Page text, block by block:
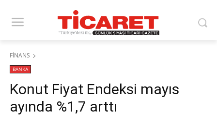
FİNANS
BANKA
Konut Fiyat Endeksi mayıs
ayında %1,7 arttı